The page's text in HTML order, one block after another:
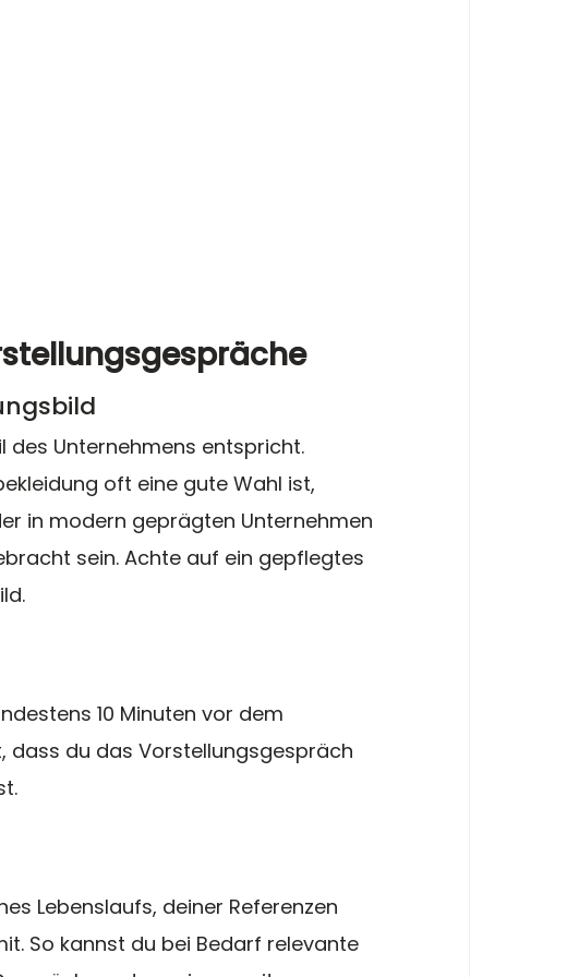
des Unternehmens entspricht.
oft eine gute Wahl ist,
in modern geprägten Unternehmen
sein. Achte auf ein gepflegtes
10 Minuten vor dem
dass du das Vorstellungsgespräch
Lebenslaufs, deiner Referenzen
So kannst du bei Bedarf relevante